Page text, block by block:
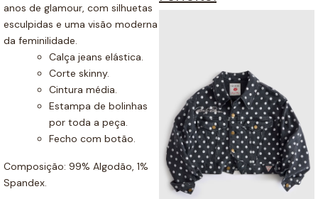
anos de glamour, com silhuetas
esculpidas e uma visão moderna
da feminilidade.
Calça jeans elástica.
Corte skinny.
Cintura média.
Estampa de bolinhas
por toda a peça.
Fecho com botão.
Composição: 99% Algodão, 1%
Spandex.